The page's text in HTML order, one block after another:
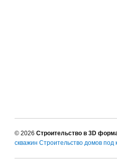
© 2026 Строительство в 3D
скважин Строительство домов под